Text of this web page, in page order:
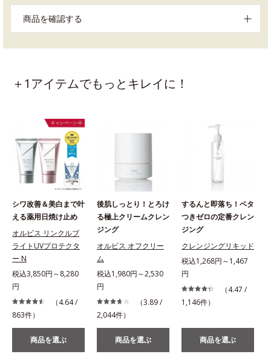
商品を確認する
＋1アイテムでもっとキレイに！
シワ改善＆美白まで叶
える薬用日焼け止め
オルビス リンクルブ
ライトUVプロテクタ
ー N
税込3,850円～8,280
円
（4.64 /
863件）
商品を選ぶ
後肌しっとり！とろけ
る極上クリームクレン
ジング
オルビス オフクリー
ム
税込1,980円～2,530
円
（3.89 /
2,044件）
商品を選ぶ
するんと即落ち！ベタ
つきゼロの定番クレン
ジング
クレンジングリキッド
税込1,268円～1,467
円
（4.47 /
1,146件）
商品を選ぶ